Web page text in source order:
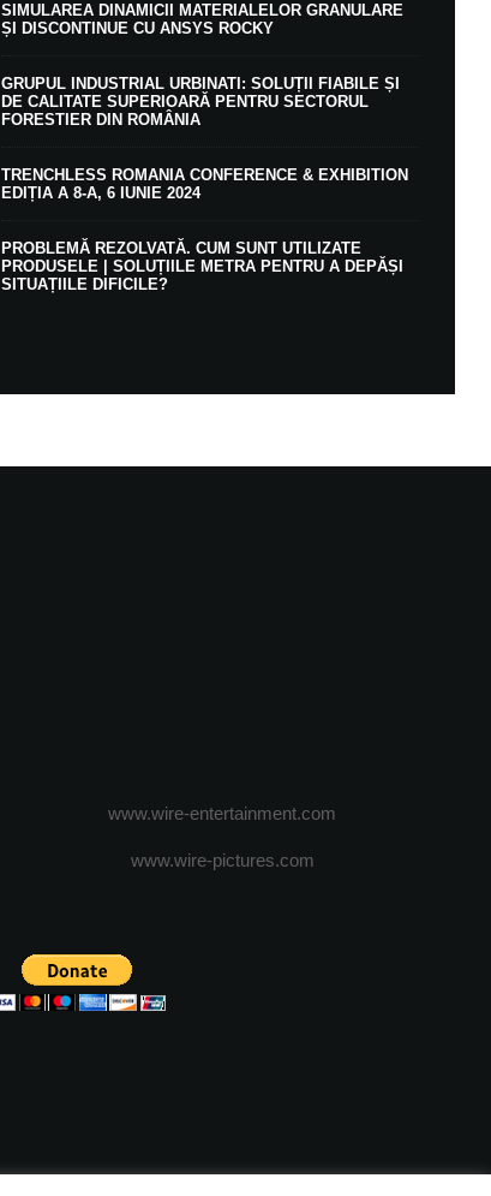
SIMULAREA DINAMICII MATERIALELOR GRANULARE
ȘI DISCONTINUE CU ANSYS ROCKY
GRUPUL INDUSTRIAL URBINATI: SOLUȚII FIABILE ȘI
DE CALITATE SUPERIOARĂ PENTRU SECTORUL
FORESTIER DIN ROMÂNIA
TRENCHLESS ROMANIA CONFERENCE & EXHIBITION
EDIȚIA A 8-A, 6 IUNIE 2024
PROBLEMĂ REZOLVATĂ. CUM SUNT UTILIZATE
PRODUSELE | SOLUȚIILE METRA PENTRU A DEPĂȘI
SITUAȚIILE DIFICILE?
www.wire-entertainment.com
www.wire-pictures.com